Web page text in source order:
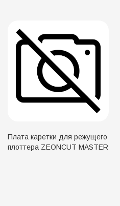
Плата каретки для режущего
плоттера ZEONCUT MASTER